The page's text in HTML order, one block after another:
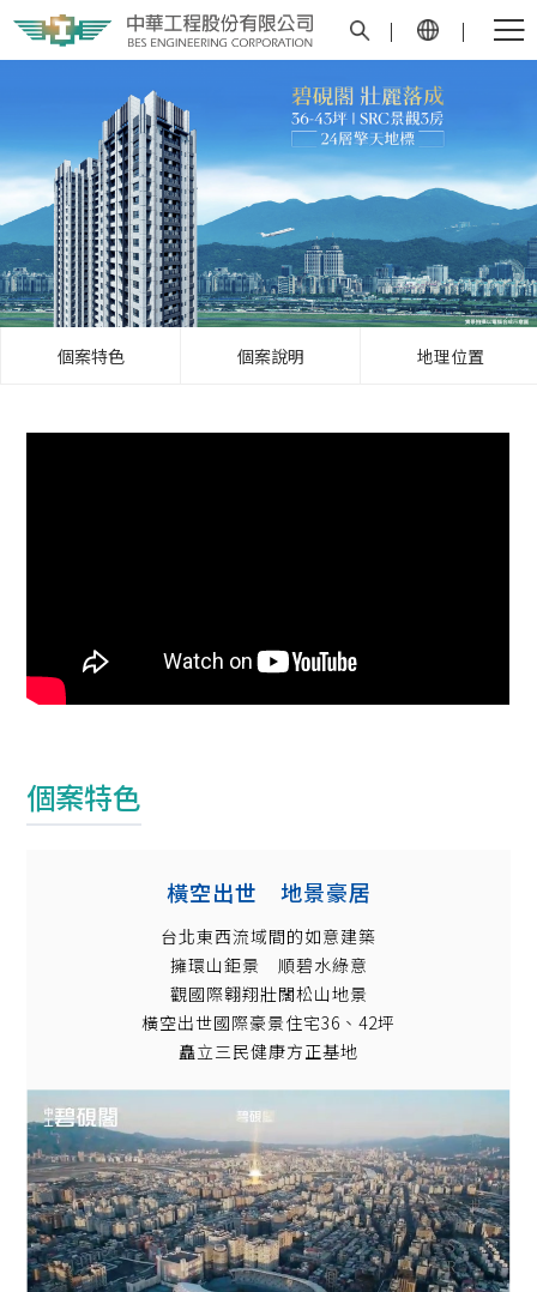
個案特色 個案說明 地理位置
個案特色
橫空出世 地景豪居
台北東西流域間的如意建築
擁環山鉅景 順碧水綠意
觀國際翱翔壯闊松山地景
橫空出世國際豪景住宅36、42坪
矗立三民健康方正基地